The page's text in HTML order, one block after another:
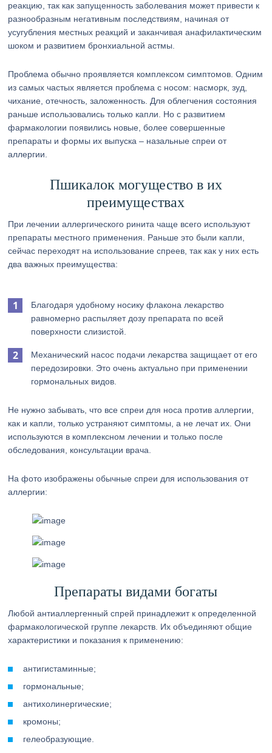
реакцию, так как запущенность заболевания может привести к
разнообразным негативным последствиям, начиная от
усугубления местных реакций и заканчивая анафилактическим
шоком и развитием бронхиальной астмы.
Проблема обычно проявляется комплексом симптомов. Одним
из самых частых является проблема с носом: насморк, зуд,
чихание, отечность, заложенность. Для облегчения состояния
раньше использовались только капли. Но с развитием
фармакологии появились новые, более совершенные
препараты и формы их выпуска – назальные спреи от
аллергии.
Пшикалок могущество в их
преимуществах
При лечении аллергического ринита чаще всего используют
препараты местного применения. Раньше это были капли,
сейчас переходят на использование спреев, так как у них есть
два важных преимущества:
Благодаря удобному носику флакона лекарство
равномерно распыляет дозу препарата по всей
поверхности слизистой.
Механический насос подачи лекарства защищает от его
передозировки. Это очень актуально при применении
гормональных видов.
Не нужно забывать, что все спреи для носа против аллергии,
как и капли, только устраняют симптомы, а не лечат их. Они
используются в комплексном лечении и только после
обследования, консультации врача.
На фото изображены обычные спреи для использования от
аллергии:
Препараты видами богаты
Любой антиаллергенный спрей принадлежит к определенной
фармакологической группе лекарств. Их объединяют общие
характеристики и показания к применению:
антигистаминные;
гормональные;
антихолинергические;
кромоны;
гелеобразующие.